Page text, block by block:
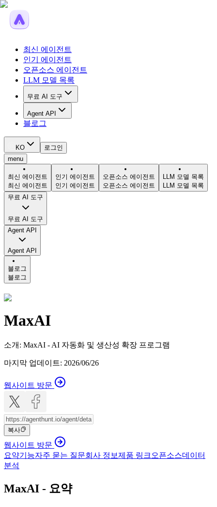
최신 에이전트
인기 에이전트
오픈소스 에이전트
LLM 모델 목록
무료 AI 도구
Agent API
블로그
KO
로그인
menu
최신 에이전트
최신 에이전트
인기 에이전트
인기 에이전트
오픈소스 에이전트
오픈소스 에이전트
LLM 모델 목록
LLM 모델 목록
무료 AI 도구
무료 AI 도구
Agent API
Agent API
블로그
블로그
MaxAI
소개 : MaxAI - AI 자동화 및 생산성 확장 프로그램
마지막 업데이트: 2026/06/26
웹사이트 방문
복사
웹사이트 방문
요약기능자주 묻는 질문회사 정보제품 링크 오픈소스데이터
분석
MaxAI - 요약